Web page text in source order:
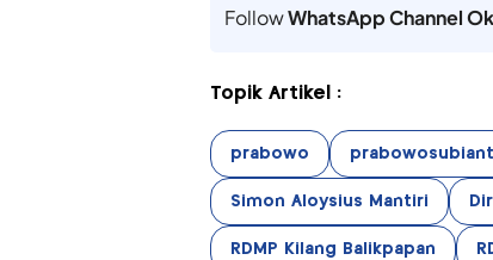
FollowWhatsApp Channel
Topik Artikel :
prabowo
Simon Aloysius Mantiri
RDMP Kilang Balikpapan